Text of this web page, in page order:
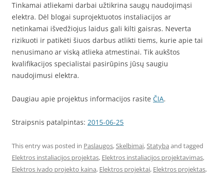
Tinkamai atliekami darbai užtikrina saugų naudojimąsi
elektra. Dėl blogai suprojektuotos instaliacijos ar
netinkamai išvedžiojus laidus gali kilti gaisras. Neverta
rizikuoti ir patikėti šiuos darbus atlikti tiems, kurie apie tai
nenusimano ar viską atlieka atmestinai. Tik aukštos
kvalifikacijos specialistai pasirūpins jūsų saugiu
naudojimusi elektra.
Daugiau apie projektus informacijos rasite ČIA.
Straipsnis patalpintas: 2015-06-25
This entry was posted in Paslaugos,Skelbimai,Statyba and tagged
Elektros instaliacijos projektas, Elektros instaliacijos projektavimas,
Elektros ivado projekto kaina, Elektros projektai, Elektros projektas,